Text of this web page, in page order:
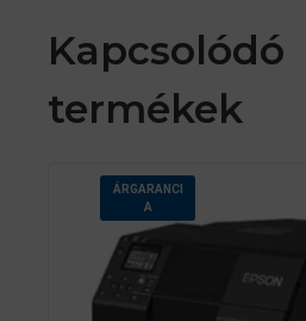
Kapcsolódó
termékek
ÁRGARANCI
A